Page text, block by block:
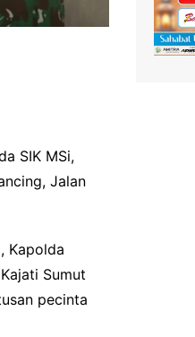
SIK MSi,
Jalan
Kapolda
Sumut
pecinta